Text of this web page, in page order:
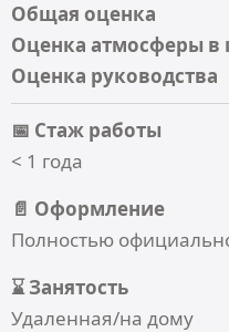
Общая оценка
Оценка атмосферы в
Оценка руководства
📅 Стаж работы
< 1 года
📄 Оформление
Полностью
⌛ Занятость
Удаленная/на дому